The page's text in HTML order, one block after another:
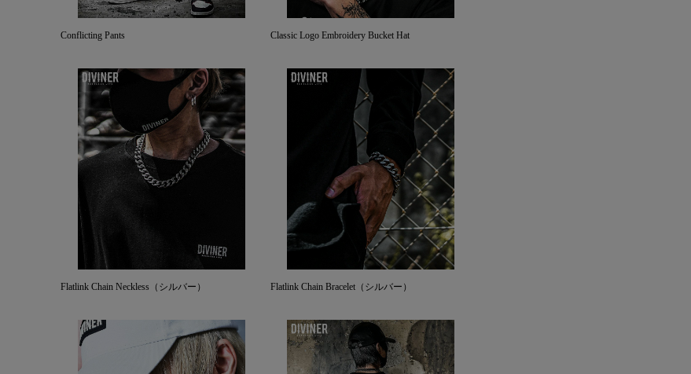
Conflicting Pants Classic Logo Embroidery Bucket Hat
Flatlink Chain Neckless（シルバー） Flatlink Chain Bracelet（シルバー）